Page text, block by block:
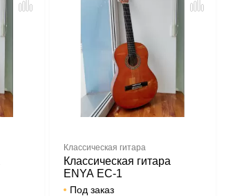
Классическая гитара
Классическая гитара
ENYA EC-1
Под заказ